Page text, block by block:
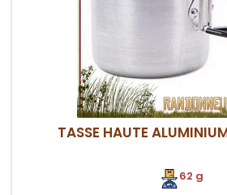
TASSE HAUTE
62 g